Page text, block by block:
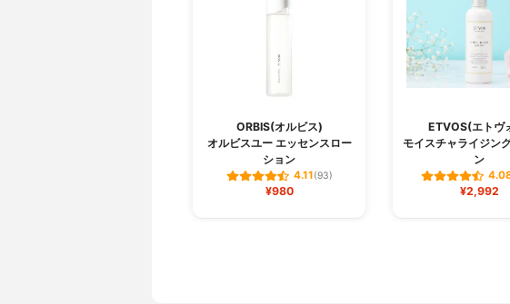
ORBIS(オルビス)
オルビスユー エッセンスロー
ション
4.11(93)
¥980
ETVOS(エトヴ
モイスチャライジン
ン
¥2,992